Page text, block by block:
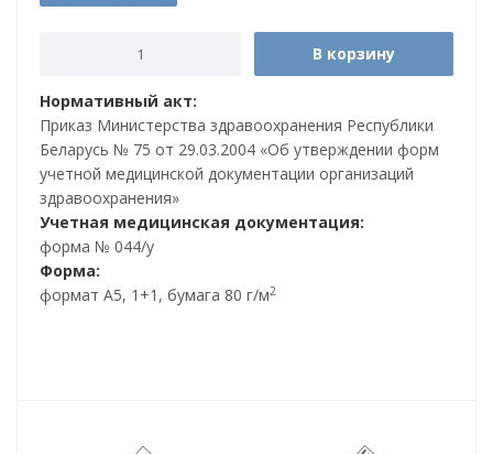
В корзину
Нормативный акт:
Приказ Министерства здравоохранения Республики
Беларусь № 75 от 29.03.2004 «Об утверждении форм
учетной медицинской документации организаций
здравоохранения»
Учетная медицинская документация:
форма № 044/у
Форма:
формат А5, 1+1, бумага 80 г/м2